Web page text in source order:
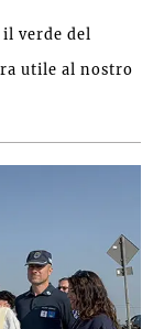
verde del
utile al nostro